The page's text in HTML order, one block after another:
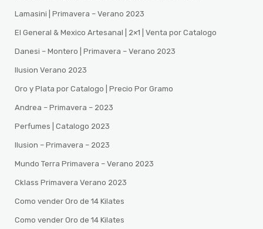
Lamasini | Primavera – Verano 2023
El General & Mexico Artesanal | 2×1 | Venta por Catalogo
Danesi – Montero | Primavera – Verano 2023
Ilusion Verano 2023
Oro y Plata por Catalogo | Precio Por Gramo
Andrea – Primavera – 2023
Perfumes | Catalogo 2023
Ilusion – Primavera – 2023
Mundo Terra Primavera – Verano 2023
Cklass Primavera Verano 2023
Como vender Oro de 14 Kilates
Como vender Oro de 14 Kilates